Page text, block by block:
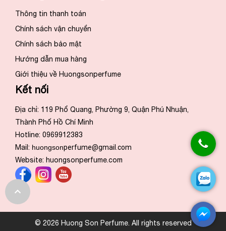
Thông tin thanh toán
Chính sách vận chuyển
Chính sách bảo mật
Hướng dẫn mua hàng
Giới thiệu về Huongsonperfume
Kết nối
Địa chỉ: 119 Phổ Quang, Phường 9, Quận Phú Nhuận,
Thành Phố Hồ Chí Minh
Hotline: 0969912383
Mail: huongsonperfume@gmail.com
Website: huongsonperfume.com
© 2026 Huong Son Perfume. All rights reserved